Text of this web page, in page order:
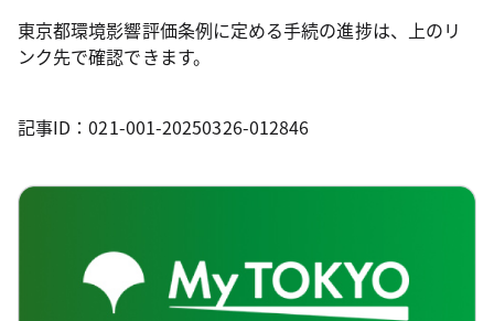
東京都環境影響評価条例に定める手続の進捗は、上のリ
ンク先で確認できます。
記事ID：021-001-20250326-012846